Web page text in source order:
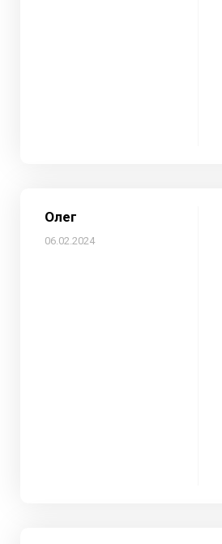
Олег
06.02.2024